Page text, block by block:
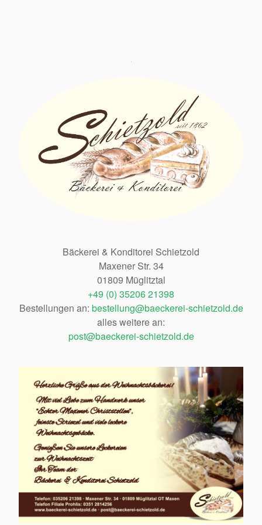
Bäckerei & Konditorei Schietzold
Maxener Str. 34
01809 Müglitztal
+49 (0) 35206 21398
Bestellungen an: bestellung@baeckerei-schietzold.de
alles weitere an:
post@baeckerei-schietzold.de